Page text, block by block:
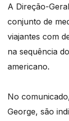
A Direção-
conjunto de
viajantes com
na sequência
americano.
No
George, são